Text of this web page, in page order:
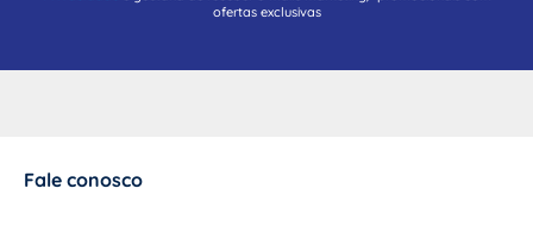
ofertas exclusivas
Fale conosco